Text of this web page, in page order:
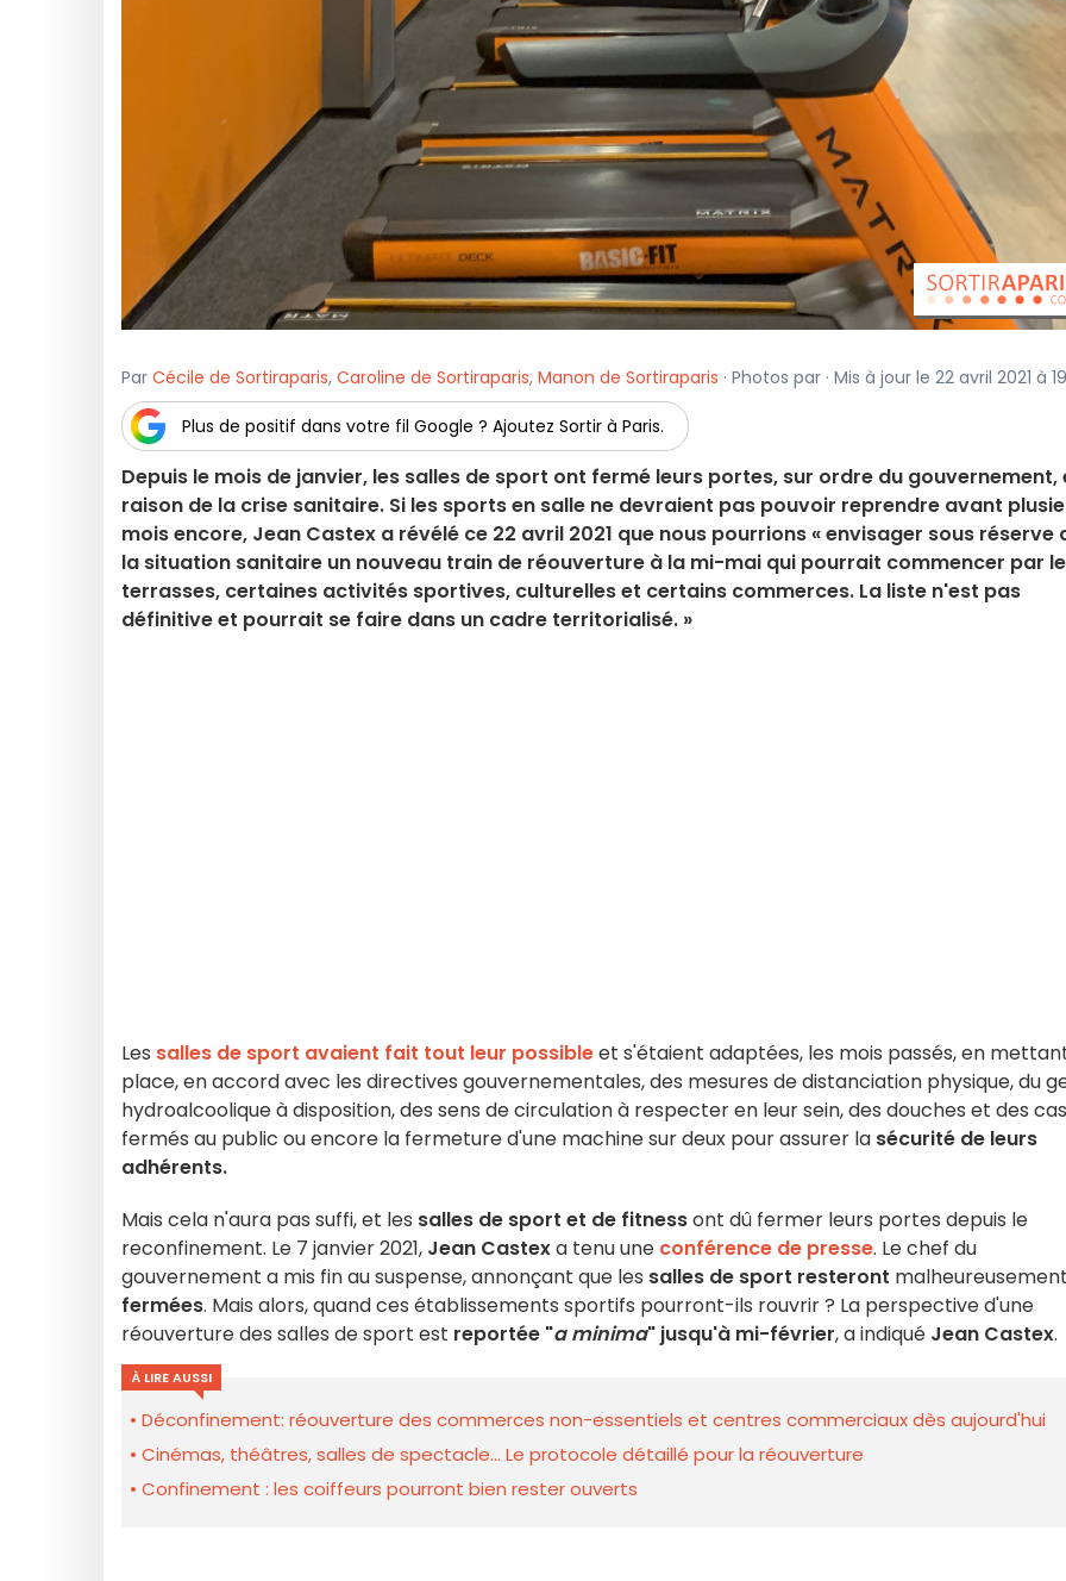
Par Cécile de Sortiraparis, Caroline de Sortiraparis, Manon de Sortiraparis · Photos par · Mis à jour le 22 avril 2021 à
Plus de positif dans votre fil Google ? Ajoutez Sortir à Paris.
Depuis le mois de janvier, les salles de sport ont fermé leurs portes, sur ordre du gouvernement,
raison de la crise sanitaire. Si les sports en salle ne devraient pas pouvoir reprendre avant
mois encore, Jean Castex a révélé ce 22 avril 2021 que nous pourrions « envisager sous réserve
la situation sanitaire un nouveau train de réouverture à la mi-mai qui pourrait commencer par
terrasses, certaines activités sportives, culturelles et certains commerces. La liste n'est pas
définitive et pourrait se faire dans un cadre territorialisé. »
Les salles de sport avaient fait tout leur possibleet s'étaient adaptées, les mois passés, en
place, en accord avec les directives gouvernementales, des mesures de distanciation physique, du
hydroalcoolique à disposition, des sens de circulation à respecter en leur sein, des douches et des
fermés au public ou encore la fermeture d'une machine sur deux pour assurer la sécurité de leurs
adhérents.
Mais cela n'aura pas suffi, et les salles de sport et de fitnessont dû fermer leurs portes depuis le
reconfinement. Le 7 janvier 2021, Jean Castexa tenu une conférence de presse. Le chef du
gouvernement a mis fin au suspense, annonçant que les salles de sport resteront
fermées. Mais alors, quand ces établissements sportifs pourront-ils rouvrir ? La perspective d'une
réouverture des salles de sport est reportée "a minima" jusqu'à mi-février, a indiqué Jean Castex.
À LIRE AUSSI
Déconfinement: réouverture des commerces non-essentiels et centres commerciaux dès aujourd'hui
Cinémas, théâtres, salles de spectacle... Le protocole détaillé pour la réouverture
Confinement : les coiffeurs pourront bien rester ouverts